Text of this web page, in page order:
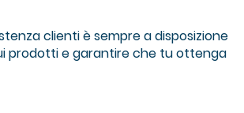
clienti è sempre a disposizione
prodotti e garantire che tu ottenga